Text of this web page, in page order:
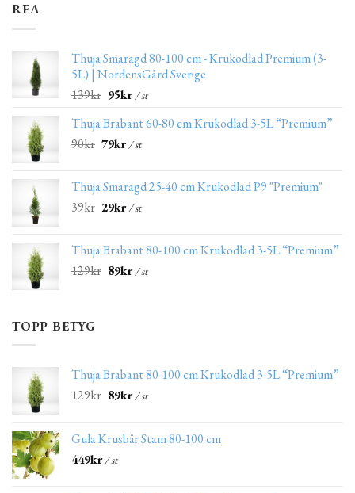
REA
Thuja Smaragd 80-100 cm - Krukodlad Premium (3-
5L) | NordensGård Sverige
139kr 95kr/ st
Thuja Brabant 60-80 cm Krukodlad 3-5L “Premium”
90kr 79kr/ st
Thuja Smaragd 25-40 cm Krukodlad P9 "Premium"
39kr 29kr/ st
Thuja Brabant 80-100 cm Krukodlad 3-5L “Premium”
129kr 89kr/ st
TOPP BETYG
Thuja Brabant 80-100 cm Krukodlad 3-5L “Premium”
129kr 89kr/ st
Gula Krusbär Stam 80-100 cm
449kr/ st